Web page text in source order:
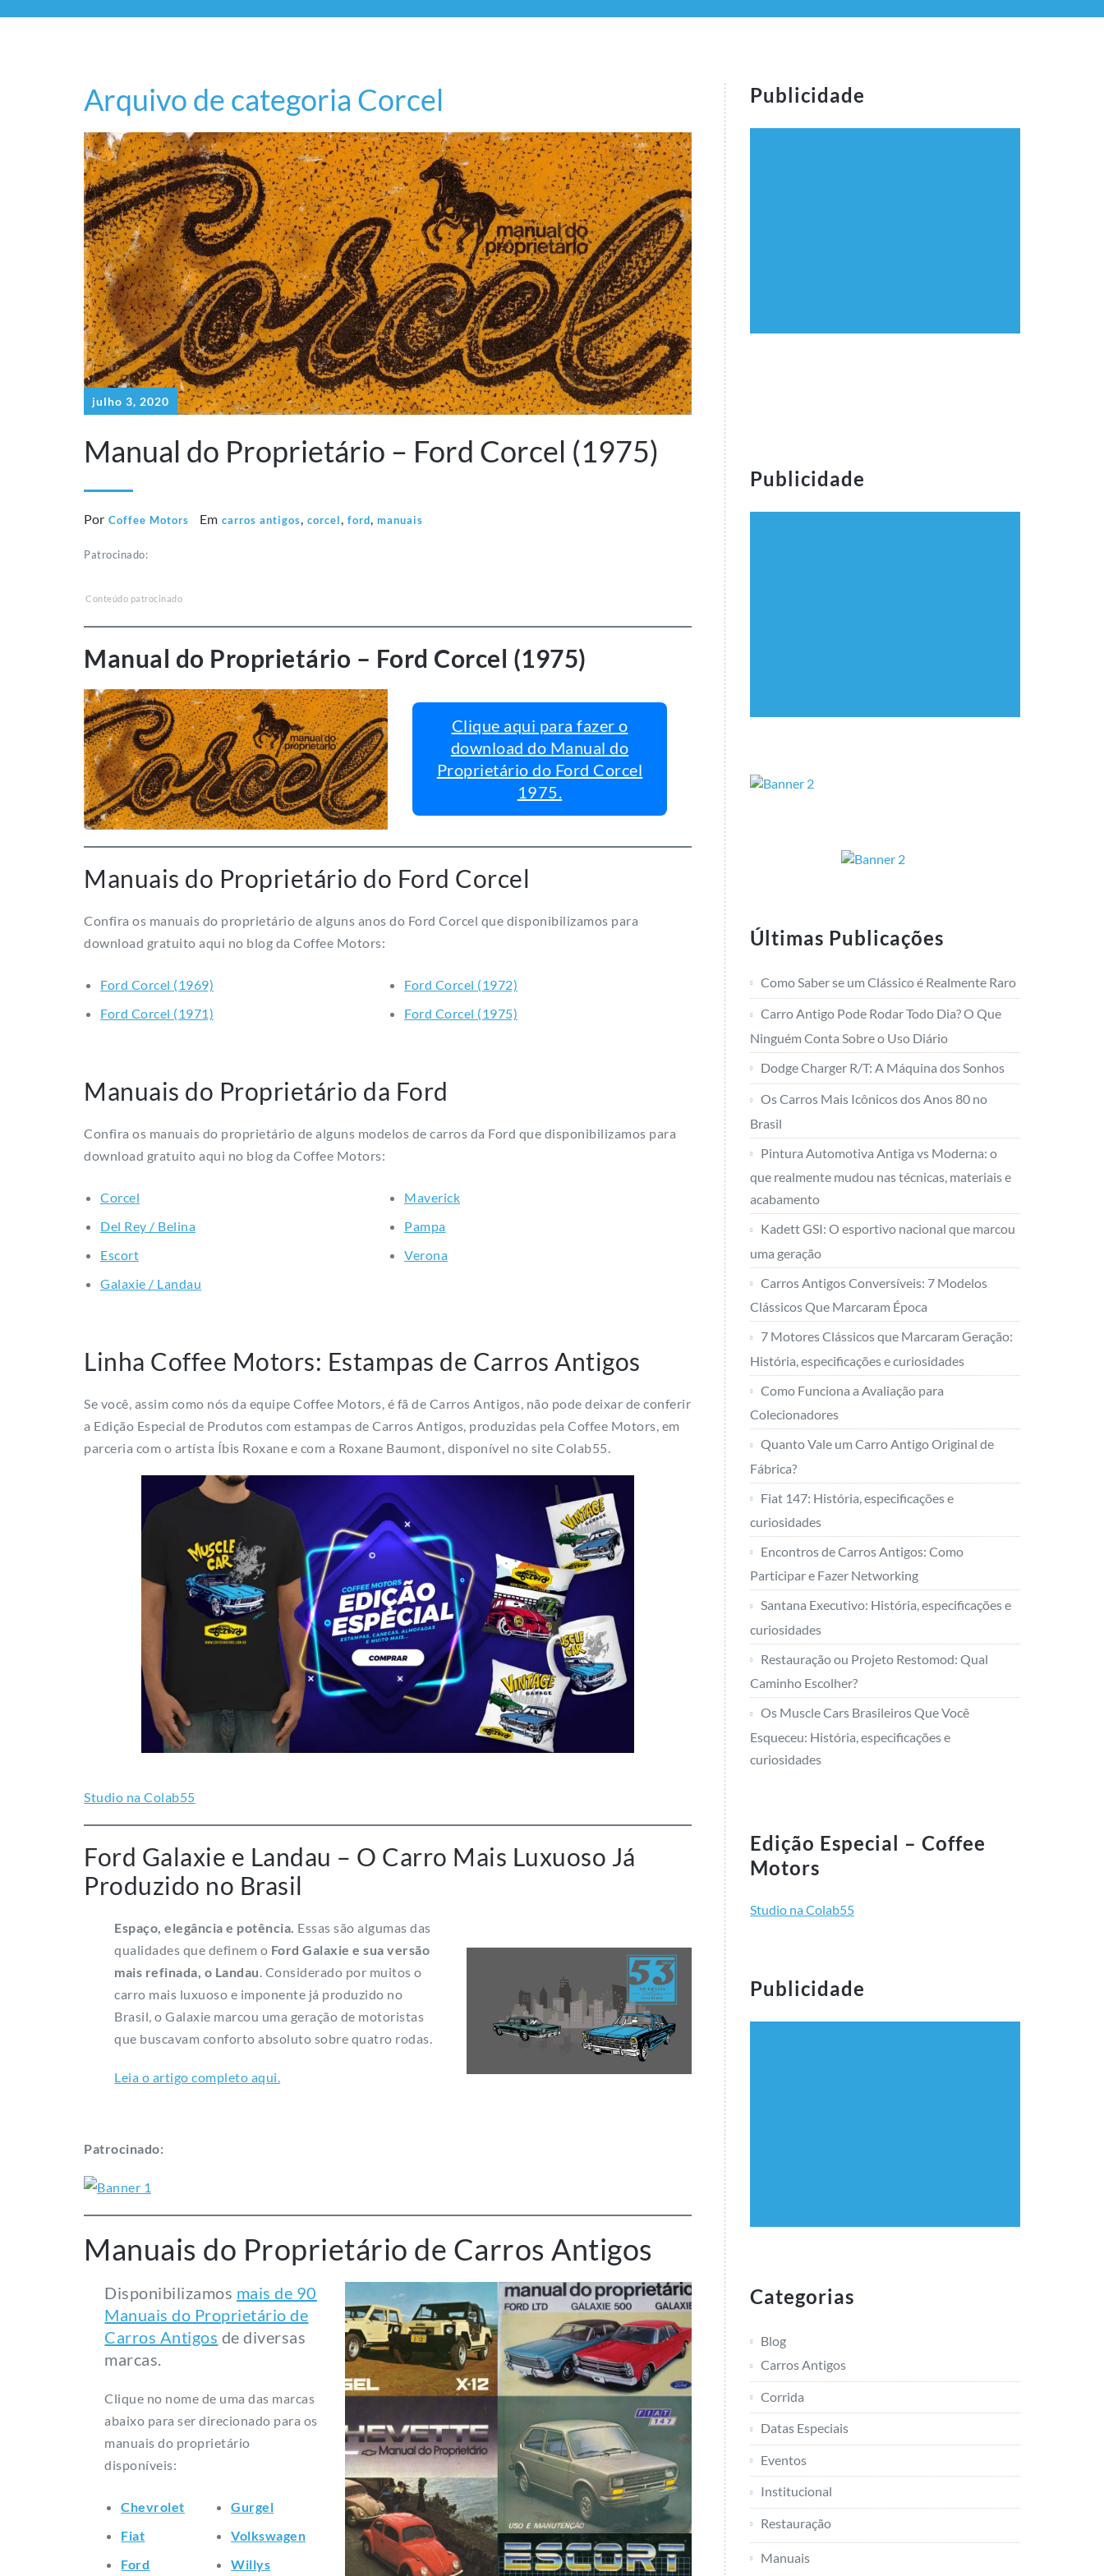
Arquivo de categoria Corcel
julho 3, 2020
Manual do Proprietário – Ford Corcel (1975)
Por Coffee Motors Em carros antigos corcel ford manuais
Patrocinado:
Conteúdo patrocinado
Manual do Proprietário – Ford Corcel (1975)
Clique aqui para fazer o
download do Manual do
Proprietário do Ford Corcel
1975.
Manuais do Proprietário do Ford Corcel
Confira os manuais do proprietário de alguns anos do Ford Corcel que disponibilizamos para
download gratuito aqui no blog da Coffee Motors:
Ford Corcel (1969)
Ford Corcel (1971)
Ford Corcel (1972)
Ford Corcel (1975)
Manuais do Proprietário da Ford
Confira os manuais do proprietário de alguns modelos de carros da Ford que disponibilizamos para
download gratuito aqui no blog da Coffee Motors:
Corcel
Del Rey / Belina
Escort
Galaxie / Landau
Maverick
Pampa
Verona
Linha Coffee Motors: Estampas de Carros Antigos
Se você, assim como nós da equipe Coffee Motors, é fã de Carros Antigos, não pode deixar de conferir
a Edição Especial de Produtos com estampas de Carros Antigos, produzidas pela Coffee Motors, em
parceria com o artísta Íbis Roxane e com a Roxane Baumont, disponível no site Colab55.
Studio na Colab55
Ford Galaxie e Landau – O Carro Mais Luxuoso Já
Produzido no Brasil
Espaço, elegância e potência. Essas são algumas das
qualidades que definem o Ford Galaxie e sua versão
mais refinada, o Landau. Considerado por muitos o
carro mais luxuoso e imponente já produzido no
Brasil, o Galaxie marcou uma geração de motoristas
que buscavam conforto absoluto sobre quatro rodas.
Leia o artigo completo aqui.
Patrocinado:
Manuais do Proprietário de Carros Antigos
mais de 90
Manuais do Proprietário de
Carros Antigosde diversas
marcas.
abaixo para ser direcionado para os
manuais do proprietário
disponíveis:
Fiat
Ford
Volkswagen
Willys
Publicidade
Publicidade
Últimas Publicações
Como Saber se um Clássico é Realmente Raro
Carro Antigo Pode Rodar Todo Dia? O Que
Ninguém Conta Sobre o Uso Diário
Dodge Charger R/T: A Máquina dos Sonhos
Os Carros Mais Icônicos dos Anos 80 no
Brasil
Pintura Automotiva Antiga vs Moderna: o
que realmente mudou nas técnicas, materiais e
acabamento
Kadett GSI: O esportivo nacional que marcou
uma geração
Carros Antigos Conversíveis: 7 Modelos
Clássicos Que Marcaram Época
7 Motores Clássicos que Marcaram Geração:
História, especificações e curiosidades
Como Funciona a Avaliação para
Colecionadores
Quanto Vale um Carro Antigo Original de
Fábrica?
Fiat 147: História, especificações e
curiosidades
Encontros de Carros Antigos: Como
Participar e Fazer Networking
Santana Executivo: História, especificações e
curiosidades
Restauração ou Projeto Restomod: Qual
Caminho Escolher?
Os Muscle Cars Brasileiros Que Você
Esqueceu: História, especificações e
curiosidades
Edição Especial – Coffee
Motors
Studio na Colab55
Publicidade
Categorias
Blog
Carros Antigos
Corrida
Datas Especiais
Eventos
Institucional
Restauração
Manuais